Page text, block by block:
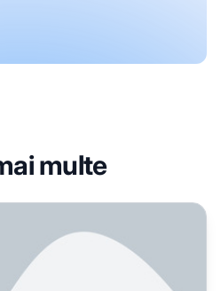
multe
în care AI schimbă SEO –